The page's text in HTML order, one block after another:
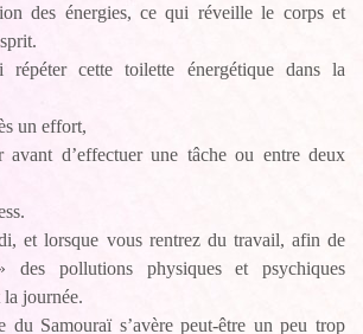
des énergies, ce qui réveille le corps et
répéter cette toilette énergétique dans la
un effort,
d’effectuer une tâche ou entre deux
et lorsque vous rentrez du travail, afin de
pollutions physiques et psychiques
la journée.
du Samouraï s’avère peut-être un peu trop